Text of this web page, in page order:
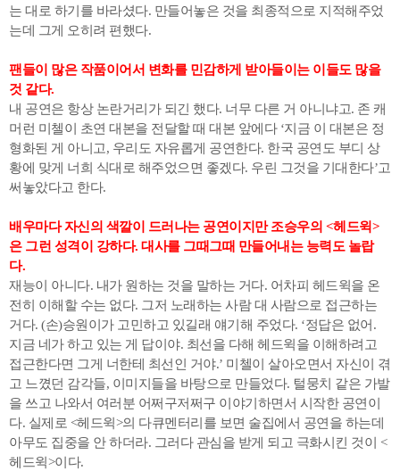
는 대로 하기를 바라셨다. 만들어놓은 것을 최종적으로 지적해주었
는데 그게 오히려 편했다.
팬들이 많은 작품이어서 변화를 민감하게 받아들이는 이들도 많을
것 같다.
내 공연은 항상 논란거리가 되긴 했다. 너무 다른 거 아니냐고. 존 캐
머런 미첼이 초연 대본을 전달할 때 대본 앞에다 ‘지금 이 대본은 정
형화된 게 아니고, 우리도 자유롭게 공연한다. 한국 공연도 부디 상
황에 맞게 너희 식대로 해주었으면 좋겠다. 우린 그것을 기대한다’고
써놓았다고 한다.
배우마다 자신의 색깔이 드러나는 공연이지만 조승우의 <헤드윅>
은 그런 성격이 강하다. 대사를 그때그때 만들어내는 능력도 놀랍
다.
재능이 아니다. 내가 원하는 것을 말하는 거다. 어차피 헤드윅을 온
전히 이해할 수는 없다. 그저 노래하는 사람 대 사람으로 접근하는
거다. (손)승원이가 고민하고 있길래 얘기해 주었다. ‘정답은 없어.
지금 네가 하고 있는 게 답이야. 최선을 다해 헤드윅을 이해하려고
접근한다면 그게 너한테 최선인 거야.’ 미첼이 살아오면서 자신이 겪
고 느꼈던 감각들, 이미지들을 바탕으로 만들었다. 털뭉치 같은 가발
을 쓰고 나와서 여러분 어쩌구저쩌구 이야기하면서 시작한 공연이
다. 실제로 <헤드윅>의 다큐멘터리를 보면 술집에서 공연을 하는데
아무도 집중을 안 하더라. 그러다 관심을 받게 되고 극화시킨 것이 <
헤드윅>이다.